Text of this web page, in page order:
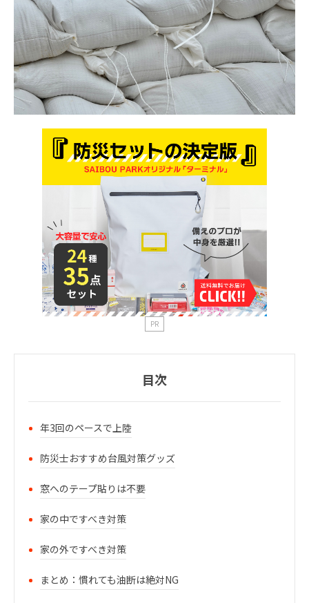
PR
目次
年3回のペースで上陸
防災士おすすめ台風対策グッズ
窓へのテープ貼りは不要
家の中ですべき対策
家の外ですべき対策
まとめ：慣れても油断は絶対NG